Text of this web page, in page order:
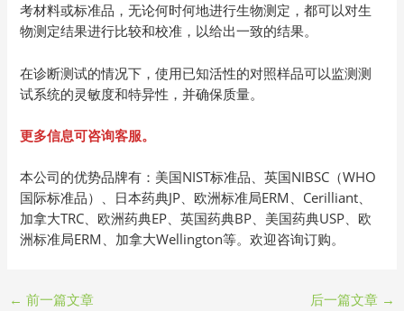
考材料或标准品，无论何时何地进行生物测定，都可以对生
物测定结果进行比较和校准，以给出一致的结果。
在诊断测试的情况下，使用已知活性的对照样品可以监测测
试系统的灵敏度和特异性，并确保质量。
更多信息可咨询客服。
本公司的优势品牌有：美国NIST标准品、英国NIBSC（WHO
国际标准品）、日本药典JP、欧洲标准局ERM、Cerilliant、
加拿大TRC、欧洲药典EP、英国药典BP、美国药典USP、欧
洲标准局ERM、加拿大Wellington等。欢迎咨询订购。
← 前一篇文章 后一篇文章 →